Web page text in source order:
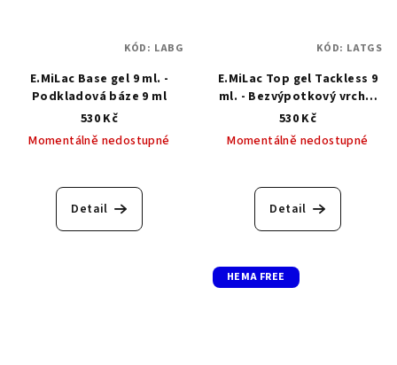
E.MiLac Base gel 9 ml. -
Podkladová báze 9 ml
530 Kč
Momentálně nedostupné
hodnocení
produktu
Detail
KÓD: LABG
E.MiLac Top gel Tackless 9
ml. - Bezvýpotkový vrchní
top gel
530 Kč
Momentálně nedostupné
hodnocení
produktu
5
Detail
KÓD: LATGS
HEMA FREE